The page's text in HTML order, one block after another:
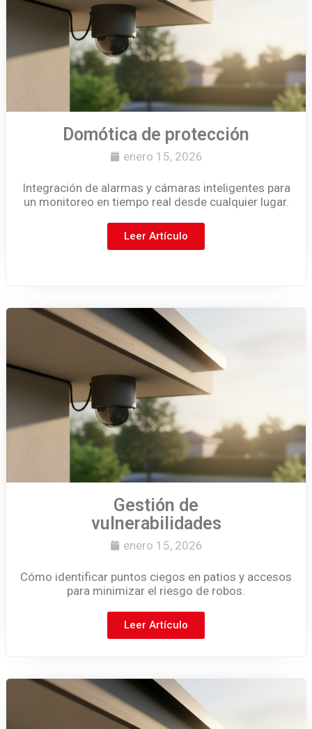
Domótica de protección
enero 15, 2026
Integración de alarmas y cámaras inteligentes para
un monitoreo en tiempo real desde cualquier lugar.
Leer Artículo
Gestión de
vulnerabilidades
enero 15, 2026
Cómo identificar puntos ciegos en patios y accesos
para minimizar el riesgo de robos.
Leer Artículo